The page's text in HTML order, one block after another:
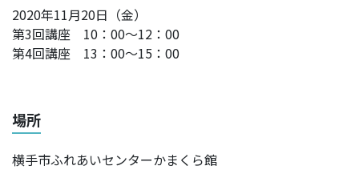
2020年11月20日（金）
第3回講座 10：00～12：00
第4回講座 13：00～15：00
場所
横手市ふれあいセンターかまくら館